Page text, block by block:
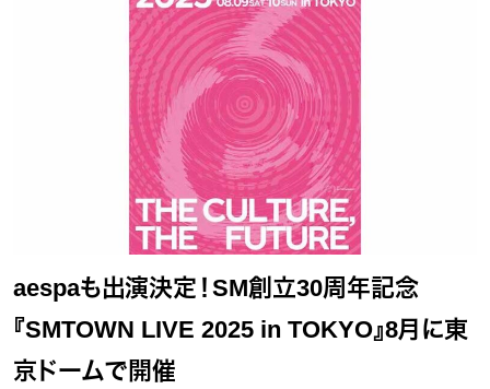
aespaも出演決定！SM創立30周年記念
『SMTOWN LIVE 2025 in TOKYO』8月に東
京ドームで開催